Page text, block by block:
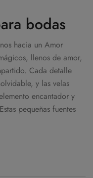
bodas
hacia un Amor
llenos de amor,
Cada detalle
y las velas
encantador y
pequeñas fuentes